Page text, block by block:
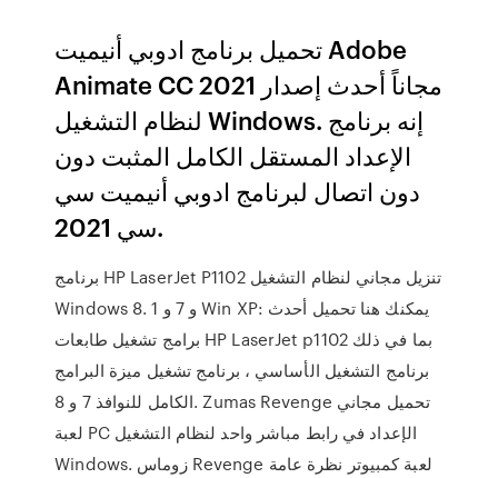
تحميل برنامج ادوبي أنيميت Adobe
Animate CC 2021 مجاناً أحدث إصدار
لنظام التشغيل Windows. إنه برنامج
الإعداد المستقل الكامل المثبت دون
دون اتصال لبرنامج ادوبي أنيميت سي
سي 2021.
برنامج HP LaserJet P1102 تنزيل مجاني لنظام التشغيل
Windows 8. 1 و 7 و Win XP: يمكنك هنا تحميل أحدث
برامج تشغيل طابعات HP LaserJet p1102 بما في ذلك
برنامج التشغيل الأساسي ، برنامج تشغيل ميزة البرامج
الكامل للنوافذ 7 و 8. Zumas Revenge تحميل مجاني
لعبة PC الإعداد في رابط مباشر واحد لنظام التشغيل
Windows. زوماس Revenge لعبة كمبيوتر نظرة عامة